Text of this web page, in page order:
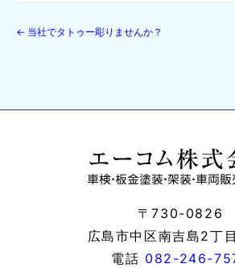
← 当社でタトゥー彫りませんか？
〒730-0826
広島市中区南吉島2丁
電話 082-246-